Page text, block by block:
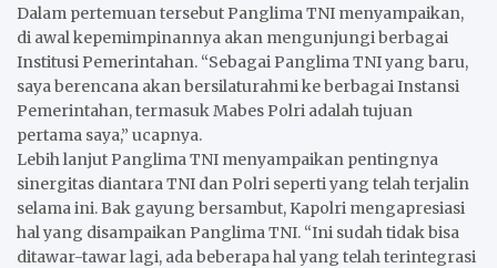
Dalam pertemuan tersebut Panglima TNI menyampaikan,
di awal kepemimpinannya akan mengunjungi berbagai
Institusi Pemerintahan. “Sebagai Panglima TNI yang baru,
saya berencana akan bersilaturahmi ke berbagai Instansi
Pemerintahan, termasuk Mabes Polri adalah tujuan
pertama saya,” ucapnya.
Lebih lanjut Panglima TNI menyampaikan pentingnya
sinergitas diantara TNI dan Polri seperti yang telah terjalin
selama ini. Bak gayung bersambut, Kapolri mengapresiasi
hal yang disampaikan Panglima TNI. “Ini sudah tidak bisa
ditawar-tawar lagi, ada beberapa hal yang telah terintegrasi